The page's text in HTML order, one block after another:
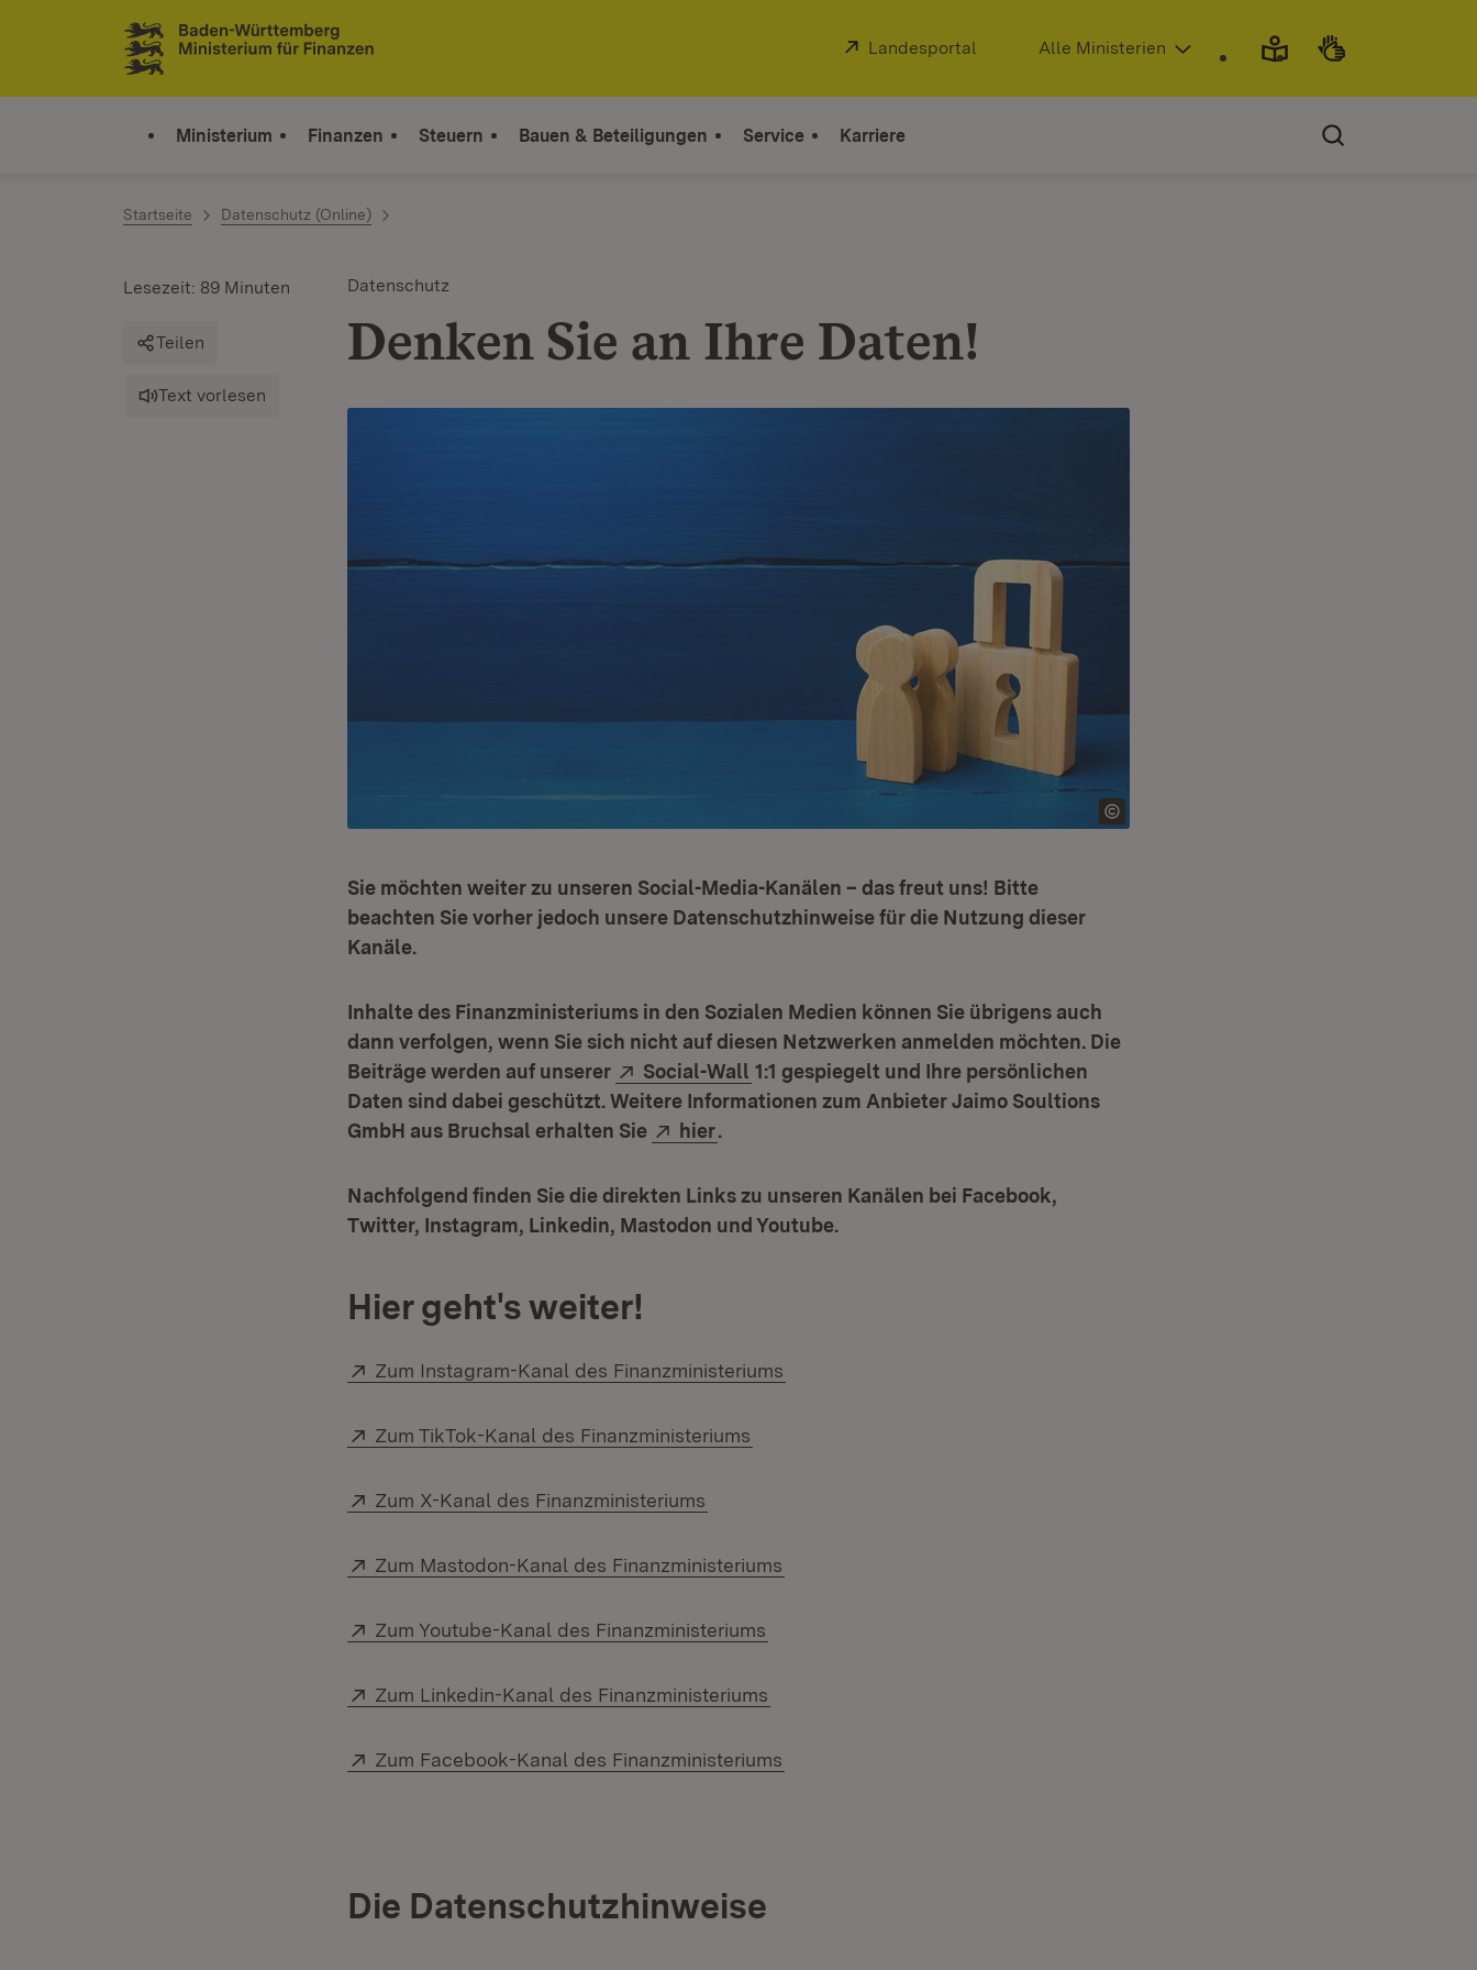
Zum Inhalt springen
Link zur Startseite
Extern:
Landesportal (Öffnet in neuem Fenster)
Alle Ministerien
Ministerium Finanzen Steuern Bauen & Beteiligungen Service Karriere
Startseite Datenschutz (Online)
Datenschutz
Denken Sie an Ihre Daten!
Lesezeit: 89 Minuten
Teilen
Text vorlesen
Sie möchten weiter zu unseren Social-Media-Kanälen – das freut uns! Bitte
beachten Sie vorher jedoch unsere Datenschutzhinweise für die Nutzung dieser
Kanäle.
Inhalte des Finanzministeriums in den Sozialen Medien können Sie übrigens auch
dann verfolgen, wenn Sie sich nicht auf diesen Netzwerken anmelden möchten. Die
Beiträge werden auf unserer
Extern:
Social-Wall (Öffnet in neuem Fenster)
1:1 gespiegelt und Ihre persönlichen
Daten sind dabei geschützt. Weitere Informationen zum Anbieter Jaimo Soultions
GmbH aus Bruchsal erhalten Sie
Extern:
hier.
Nachfolgend finden Sie die direkten Links zu unseren Kanälen bei Facebook,
Twitter, Instagram, Linkedin, Mastodon und Youtube.
Hier geht's weiter!
Extern:
Zum Instagram-Kanal des Finanzministeriums
Extern:
Zum TikTok-Kanal des Finanzministeriums
Extern:
Zum X-Kanal des Finanzministeriums
Extern:
Zum Mastodon-Kanal des Finanzministeriums
Extern:
Zum Youtube-Kanal des Finanzministeriums
Extern:
Zum Linkedin-Kanal des Finanzministeriums
Extern:
Zum Facebook-Kanal des Finanzministeriums
Die Datenschutzhinweise